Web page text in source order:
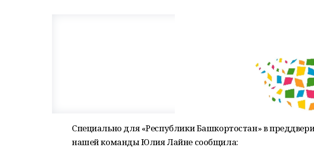
Специально для «Республики Башкортостан» в
нашей команды Юлия Лайне сообщила: